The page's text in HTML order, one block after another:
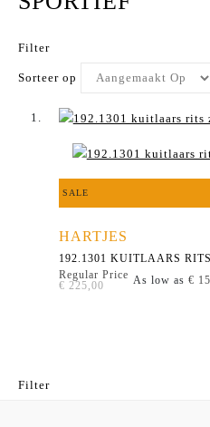
Filter
Sorteer op
SALE
HARTJES
192.1301 KUITLAARS
As low as €
Regular Price
€ 225,00
Filter